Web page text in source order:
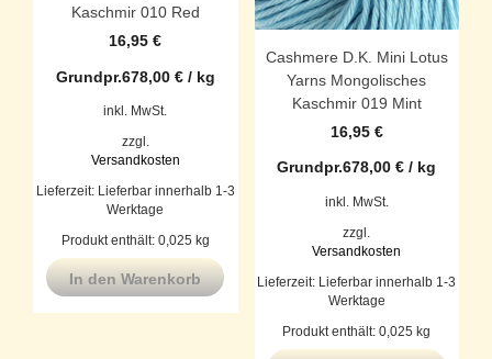
Kaschmir 010 Red
16,95€
Grundpr.678,00 €/ kg
inkl. MwSt.
zzgl.
Versandkosten
Lieferzeit:
Lieferbar innerhalb 1-3
Werktage
Produkt enthält: 0,025 kg
In den Warenkorb
Cashmere D.K. Mini Lotus
Yarns Mongolisches
Kaschmir 019 Mint
16,95 €
Grundpr.678,00€ / kg
inkl. MwSt.
zzgl.
Versandkosten
Lieferzeit: Lieferbar innerhalb 1-3
Werktage
Produkt enthält: 0,025 kg